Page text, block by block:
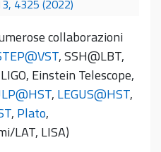
4325 (2022)
collaborazioni
, SSH@LBT,
Einstein Telescope,
, LEGUS@HST,
, Plato,
LAT, LISA)